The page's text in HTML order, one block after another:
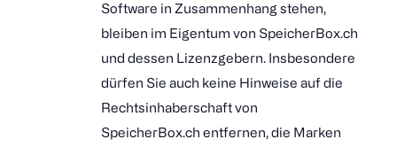
Software in Zusammenhang stehen,
bleiben im Eigentum von SpeicherBox.ch
und dessen Lizenzgebern. Insbesondere
dürfen Sie auch keine Hinweise auf die
Rechtsinhaberschaft von
SpeicherBox.ch entfernen, die Marken